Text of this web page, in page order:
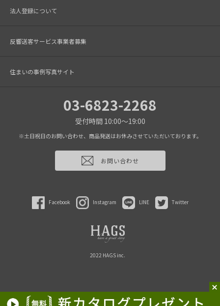
法人登録について
反響送客サービス事業者募集
住まいの事例写真サイト
03-6823-2268
受付時間 10:00～19:00
※土日祝日のお問い合わせ、商品発送はお休みさせていただいております。
お問い合わせ
Facebook Instagram LINE Twitter
2022 HAGS inc.